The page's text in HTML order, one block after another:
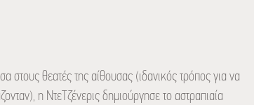
στους θεατές της αίθουσας (ιδανικός τρόπος για να
η ΝτεΤζένερις δημιούργησε το αστραπιαία